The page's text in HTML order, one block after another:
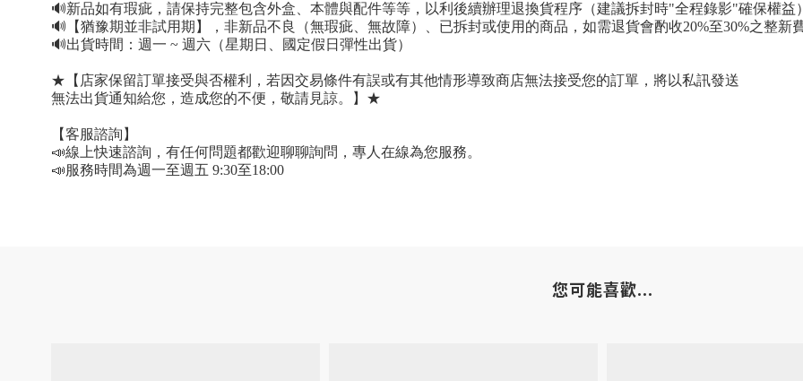
🔊新品如有瑕疵，請保持完整包含外盒、本體與配件等等，以利後續辦理退換貨程序（建議拆封時"全程錄影"確保權益
🔊【猶豫期並非試用期】，非新品不良（無瑕疵、無故障）、已拆封或使用的商品，如需退貨會酌收20%至30%之整新
🔊出貨時間：週一 ~ 週六（星期日、國定假日彈性出貨）
★【店家保留訂單接受與否權利，若因交易條件有誤或有其他情形導致商店無法接受您的訂單，將以私訊發送
無法出貨通知給您，造成您的不便，敬請見諒。】★
【客服諮詢】
📣線上快速諮詢，有任何問題都歡迎聊聊詢問，專人在線為您服務。
📣服務時間為週一至週五 9:30至18:00
您可能喜歡...